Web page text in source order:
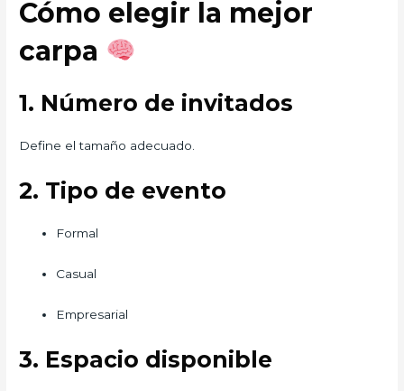
Cómo elegir la mejor
carpa
1. Número de invitados
Define el tamaño adecuado.
2. Tipo de evento
Formal
Casual
Empresarial
3. Espacio disponible